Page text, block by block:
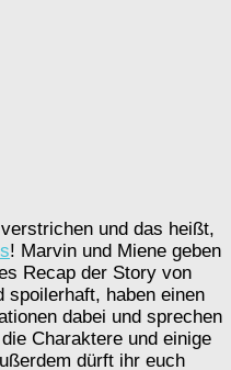
und das heißt,
! Marvin und Miene geben
Recap der Story von
spoilerhaft, haben einen
dabei und sprechen
Charaktere und einige
dürft ihr euch